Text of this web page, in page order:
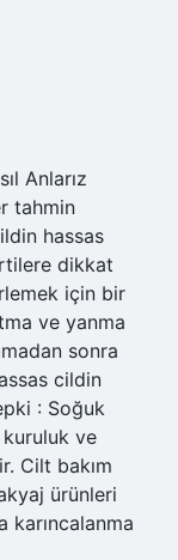
Anlarız
tahmin
hassas
dikkat
için bir
ve yanma
sonra
cildin
: Soğuk
kuruluk ve
Cilt bakım
ürünleri
karıncalanma